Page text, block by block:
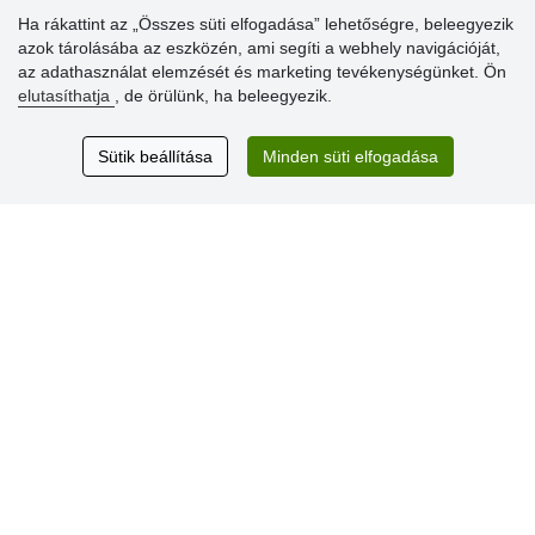
Vásárlók
értékelése
Excellent service
Thank you.
Ha rákattint az „Összes süti elfogadása” lehetőségre, beleegyezik
azok tárolásába az eszközén, ami segíti a webhely navigációját,
az adathasználat elemzését és marketing tevékenységünket. Ön
elutasíthatja
, de örülünk, ha beleegyezik.
Sütik beállítása Minden süti elfogadása